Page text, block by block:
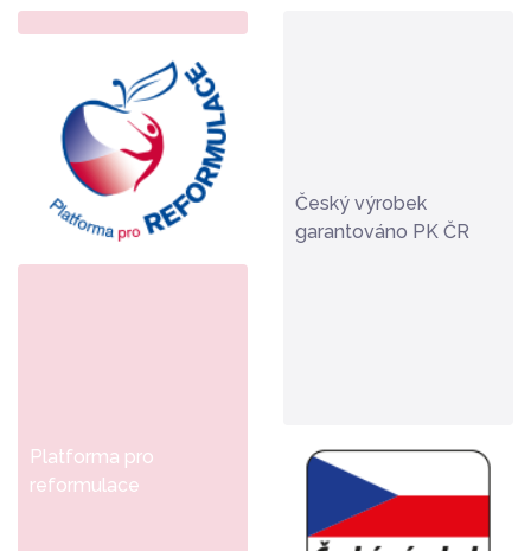
Platforma pro
reformulace
Český výrobek
garantováno PK ČR